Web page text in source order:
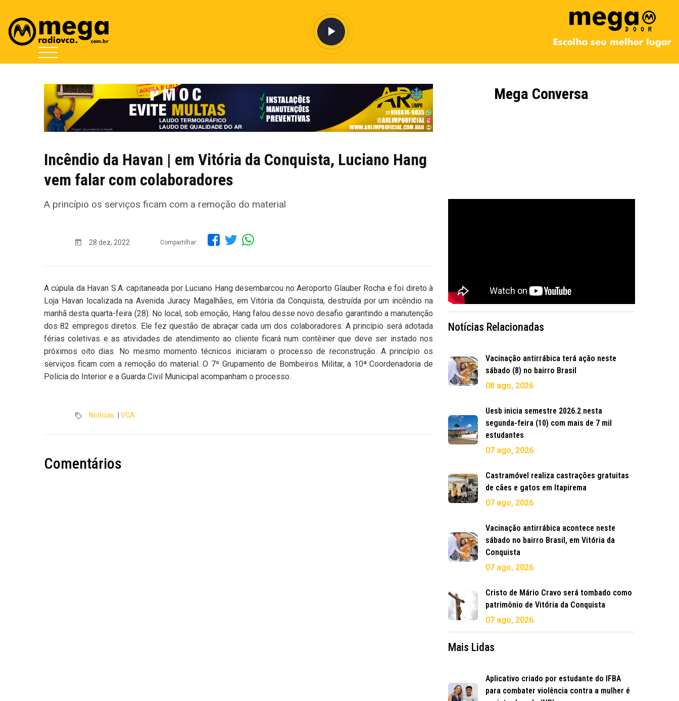
Incêndio da Havan | em Vitória da Conquista, Luciano Hang
vem falar com colaboradores
A princípio os serviços ficam com a remoção do material
28 dez, 2022 Compartilhar:
A cúpula da Havan S.A. capitaneada por Luciano Hang desembarcou no Aeroporto Glauber Rocha e foi direto à
Loja Havan localizada na Avenida Juracy Magalhães, em Vitória da Conquista, destruída por um incêndio na
manhã desta quarta-feira (28). No local, sob emoção, Hang falou desse novo desafio garantindo a manutenção
dos 82 empregos diretos. Ele fez questão de abraçar cada um dos colaboradores. A princípio será adotada
férias coletivas e as atividades de atendimento ao cliente ficará num contêiner que deve ser instado nos
próximos oito dias. No mesmo momento técnicos iniciaram o processo de reconstrução. A princípio os
serviços ficam com a remoção do material. O 7º Grupamento de Bombeiros Militar, a 10ª Coordenadoria de
Polícia do Interior e a Guarda Civil Municipal acompanham o processo.
Notícias VCA
Comentários
Mega Conversa
Notícias Relacionadas
Vacinação antirrábica terá ação neste
sábado (8) no bairro Brasil
08 ago, 2026
Uesb inicia semestre 2026.2 nesta
segunda-feira (10) com mais de 7 mil
estudantes
07 ago, 2026
Castramóvel realiza castrações gratuitas
de cães e gatos em Itapirema
07 ago, 2026
Vacinação antirrábica acontece neste
sábado no bairro Brasil, em Vitória da
Conquista
07 ago, 2026
Cristo de Mário Cravo será tombado como
patrimônio de Vitória da Conquista
07 ago, 2026
Mais Lidas
Aplicativo criado por estudante do IFBA
para combater violência contra a mulher é